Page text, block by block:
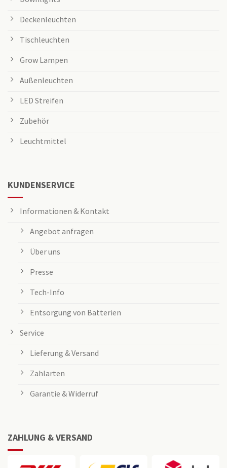
Deckenleuchten
Tischleuchten
Grow Lampen
Außenleuchten
LED Streifen
Zubehör
Leuchtmittel
KUNDENSERVICE
Informationen & Kontakt
Angebot anfragen
Über uns
Presse
Tech-Info
Entsorgung von Batterien
Service
Lieferung & Versand
Zahlarten
Garantie & Widerruf
ZAHLUNG & VERSAND